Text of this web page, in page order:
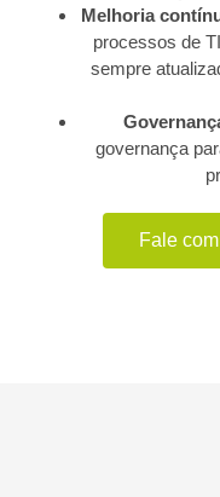
Melhoria
processos de
sempre
governança
Fale